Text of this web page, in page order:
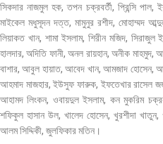
সিকদার নাজমুল হক, তপন চক্রবর্তী, প্রিন্সি পাল,
মাইকেল মধুসূদন দত্ত, মামুনুর রশীদ, মোহাম্মদ
লিয়াকত খান, শামা ইসলাম, শিরীন মজিদ, সিরাজুল
হালদার, অদিতি ফানী, অনল রায়হান, অনীক
বাশার, আবুল হায়াত, আবেদ খান, আমজাদ হোসেন,
আহমাদ মাজহার, ইউসুফ ফারুক, ইফতেখার রাসেল
আহামদ লিংকন, ওবায়দুল ইসলাম, কন মুকরিম
শফিকুল হাসান উল, খালেদ হোসেন, খুরশীদা
আলম সিদ্দিকী, জুলফিকার মতিন।